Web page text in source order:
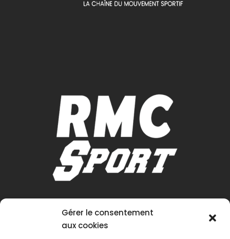
Gérer le consentement
aux cookies